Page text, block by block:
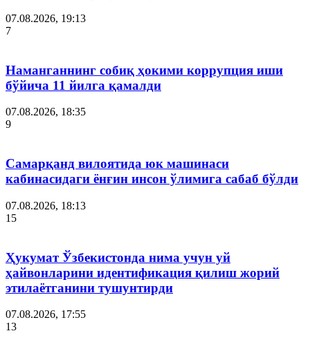
07.08.2026, 19:13
7
Наманганнинг собиқ ҳокими коррупция иши
бўйича 11 йилга қамалди
07.08.2026, 18:35
9
Самарқанд вилоятида юк машинаси
кабинасидаги ёнғин инсон ўлимига сабаб бўлди
07.08.2026, 18:13
15
Ҳукумат Ўзбекистонда нима учун уй
ҳайвонларини идентификация қилиш жорий
этилаётганини тушунтирди
07.08.2026, 17:55
13